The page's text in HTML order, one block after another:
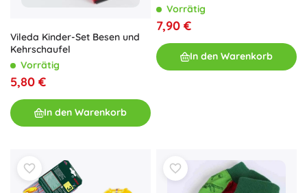
Vileda Kinder-Set Besen und
Kehrschaufel
Vorrätig
5,80 €
In den Warenkorb
Vorrätig
7,90 €
In den Warenkorb